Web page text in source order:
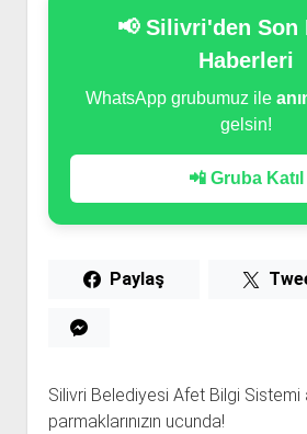
📢 Silivri'den Son
Haberleri
WhatsApp grubumuz ile
gelsin!
📲 Gruba Katıl
Paylaş
Silivri Belediyesi Afet Bilgi Sistemi
parmaklarınızın ucunda!